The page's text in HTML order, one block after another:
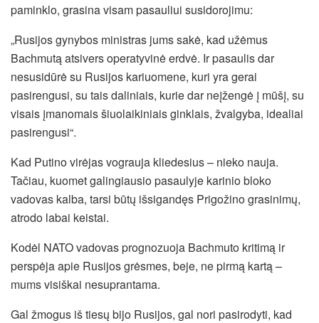
paminklo, grasina visam pasauliui susidorojimu:
„Rusijos gynybos ministras jums sakė, kad užėmus
Bachmutą atsivers operatyvinė erdvė. Ir pasaulis dar
nesusidūrė su Rusijos kariuomene, kuri yra gerai
pasirengusi, su tais daliniais, kurie dar neįžengė į mūšį, su
visais įmanomais šiuolaikiniais ginklais, žvalgyba, idealiai
pasirengusi“.
Kad Putino virėjas vograuja kliedesius – nieko nauja.
Tačiau, kuomet galingiausio pasaulyje karinio bloko
vadovas kalba, tarsi būtų išsigandęs Prigožino grasinimų,
atrodo labai keistai.
Kodėl NATO vadovas prognozuoja Bachmuto kritimą ir
perspėja apie Rusijos grėsmes, beje, ne pirmą kartą –
mums visiškai nesuprantama.
Gal žmogus iš tiesų bijo Rusijos, gal nori pasirodyti, kad